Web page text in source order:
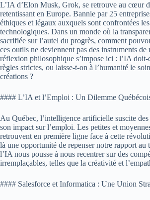
L’IA d’Elon Musk, Grok, se retrouve au cœur
retentissant en Europe. Bannie par 25
éthiques et légaux auxquels sont confrontées
technologiques. Dans un monde où la
sacrifiée sur l’autel du progrès, comment
ces outils ne deviennent pas des instruments
réflexion philosophique s’impose ici : l’IA doit-
règles strictes, ou laisse-t-on à l’humanité le
créations ?
#### L’IA et l’Emploi : Un Dilemme
Au Québec, l’intelligence artificielle suscite
son impact sur l’emploi. Les petites et
retrouvent en première ligne face à cette
là une opportunité de repenser notre rapport au
l’IA nous pousse à nous recentrer sur des
irremplaçables, telles que la créativité et
#### Salesforce et Informatica : Une Union